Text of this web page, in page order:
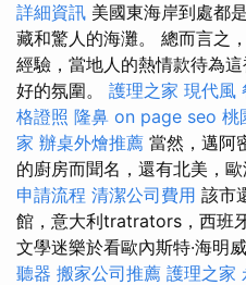
詳細資訊 美國東海岸到處都
藏和驚人的海灘。 總而言之
經驗，當地人的熱情款待為
好的氛圍。 護理之家 現代風
格證照 隆鼻 on page seo 桃
家 辦桌外燴推薦 當然，邁阿
的廚房而聞名，還有北美，歐
申請流程 清潔公司費用 該市
館，意大利tratrators，西班
文學迷樂於看歐內斯特·海明
聽器 搬家公司推薦 護理之家